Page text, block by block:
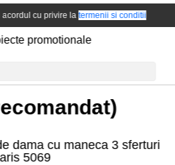
dama cu maneca 3 sferturi
5069
acordul cu privire latermenii si conditii
promotionale